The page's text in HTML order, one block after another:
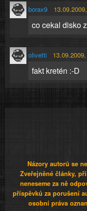
borax9
co cekal disko
olivetti
fakt kretén :-D
Názory autorů se
Zveřejněné články,
neneseme za ně
příspěvků za porušení
osobní práva